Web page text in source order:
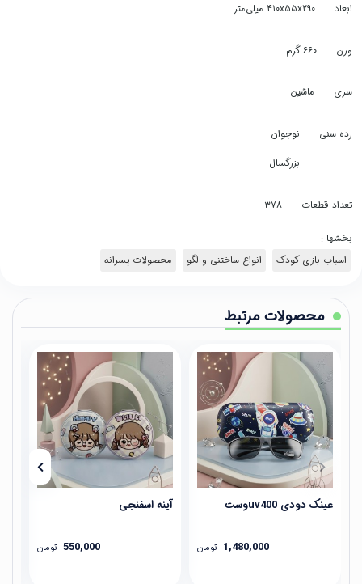
ابعاد ۴۱۰x۵۵x۲۹۰ میلی‌متر
وزن ۶۶۰ گرم
سری ماشین
رده سنی
نوجوان
بزرگسال
تعداد قطعات ۳۷۸
بخشها :
اسباب بازی کودک
انواع ساختنی و لگو محصولات پسرانه
محصولات مرتبط
عینک دودی uv400وست
1,480,000 تومان
آینه اسفنجی
550,000 تومان